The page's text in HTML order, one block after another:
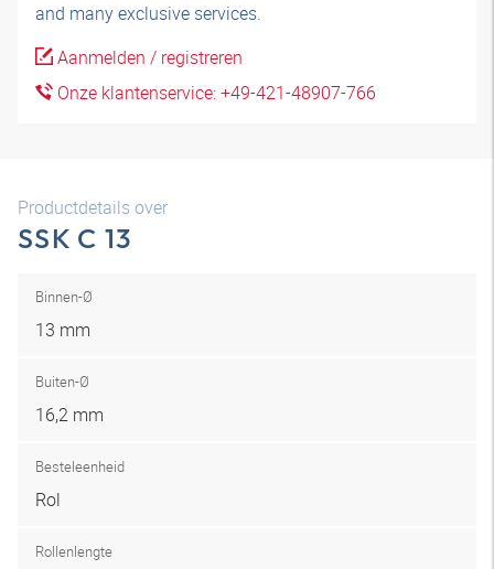
and many exclusive services.
Aanmelden / registreren
Onze klantenservice: +49-421-48907-766
Productdetails over
SSK C 13
Binnen-Ø
13 mm
Buiten-Ø
16,2 mm
Besteleenheid
Rol
Rollenlengte